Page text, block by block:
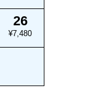
26
¥7,480